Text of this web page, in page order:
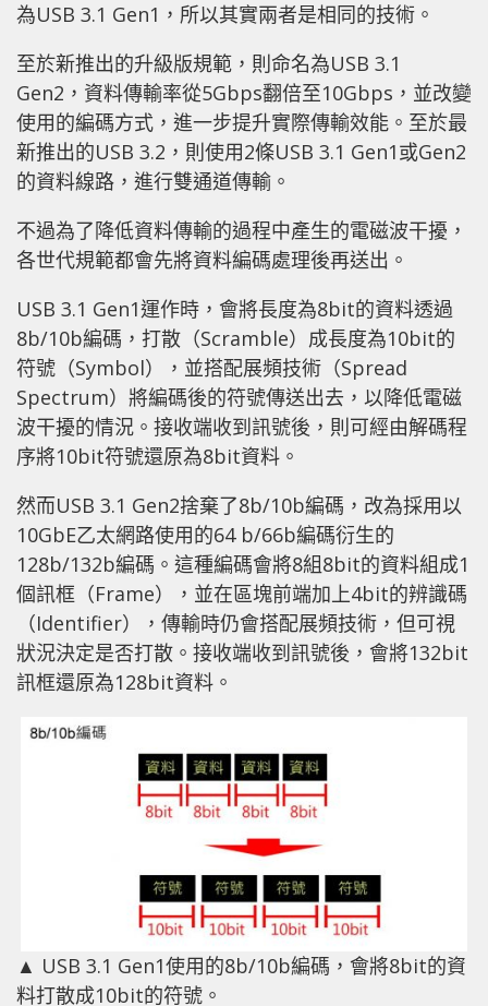
為USB 3.1 Gen1，所以其實兩者是相同的技術。
至於新推出的升級版規範，則命名為USB 3.1
Gen2，資料傳輸率從5Gbps翻倍至10Gbps，並改變
使用的編碼方式，進一步提升實際傳輸效能。至於最
新推出的USB 3.2，則使用2條USB 3.1 Gen1或Gen2
的資料線路，進行雙通道傳輸。
不過為了降低資料傳輸的過程中產生的電磁波干擾，
各世代規範都會先將資料編碼處理後再送出。
USB 3.1 Gen1運作時，會將長度為8bit的資料透過
8b/10b編碼，打散（Scramble）成長度為10bit的
符號（Symbol），並搭配展頻技術（Spread
Spectrum）將編碼後的符號傳送出去，以降低電磁
波干擾的情況。接收端收到訊號後，則可經由解碼程
序將10bit符號還原為8bit資料。
然而USB 3.1 Gen2捨棄了8b/10b編碼，改為採用以
10GbE乙太網路使用的64 b/66b編碼衍生的
128b/132b編碼。這種編碼會將8組8bit的資料組成1
個訊框（Frame），並在區塊前端加上4bit的辨識碼
（Identifier），傳輸時仍會搭配展頻技術，但可視
狀況決定是否打散。接收端收到訊號後，會將132bit
訊框還原為128bit資料。
▲ USB 3.1 Gen1使用的8b/10b編碼，會將8bit的資
料打散成10bit的符號。